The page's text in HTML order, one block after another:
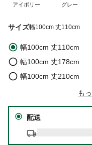
アイボリー グレー
サイズ幅100cm 丈110cm
幅100cm 丈110cm
幅100cm 丈178cm
幅100cm 丈210cm
も
配送